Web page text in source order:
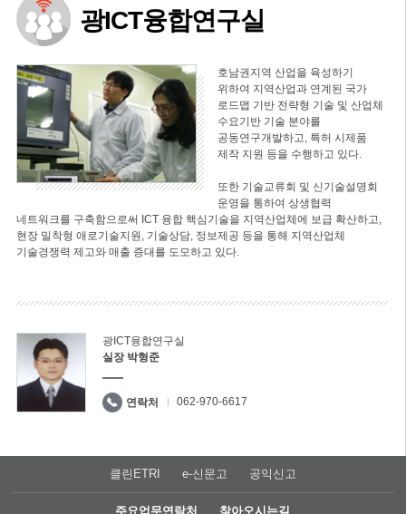
광ICT융합연구실
호남권지역 산업을 육성하기
위하여 지역산업과 연계된 국가
로드맵 기반 전략형 기술 및 산업체
수요기반 기술 분야를
공동연구개발하고, 특허 시제품
제작 지원 등을 수행하고 있다.
또한 기술교류회 및 신기술설명회
운영을 통하여 상생협력
네트워크를 구축함으로써 ICT 융합 핵심기술을 지역산업체에 보급 확산하고,
현장 밀착형 애로기술지원, 기술상담, 정보제공 등을 통해 지역산업체
기술경쟁력 제고와 매출 증대를 도모하고 있다.
광ICT융합연구실
실장 박형준
연락처 062-970-6617
클린ETRI e-신문고 공익신고
주요업무연락처 찾아오시는길